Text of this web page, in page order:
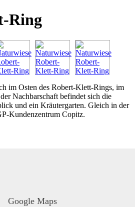
Ring
im Osten des Robert-Klett-Rings, im
Nachbarschaft befindet sich die
und ein Kräutergarten. Gleich in der
Kundenzentrum Copitz.
Google Maps